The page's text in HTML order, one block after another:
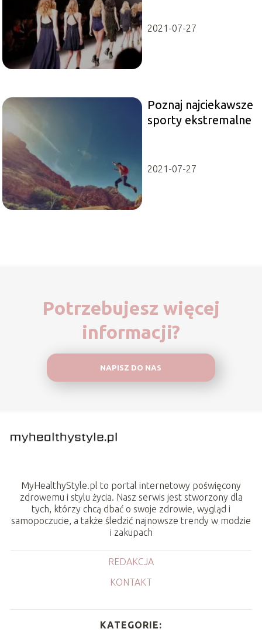
2021-07-27
Poznaj najciekawsze
sporty ekstremalne
2021-07-27
Potrzebujesz więcej
informacji?
NAPISZ DO NAS
MyHealthyStyle.pl to portal internetowy poświęcony
zdrowemu i stylu życia. Nasz serwis jest stworzony dla
tych, którzy chcą dbać o swoje zdrowie, wygląd i
samopoczucie, a także śledzić najnowsze trendy w modzie
i zakupach
REDAKCJA
KONTAKT
KATEGORIE: